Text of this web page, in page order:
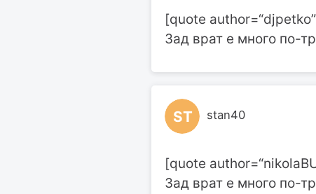
[quote
Зад врат е много по-
ST stan40
[quote
Зад врат е много по-